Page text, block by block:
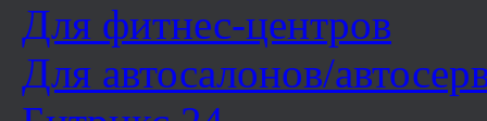
Для фитнес-центров
Для автосалонов/